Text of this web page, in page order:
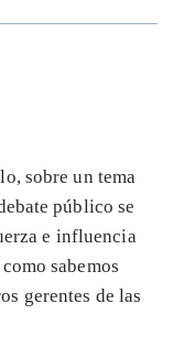
sobre un tema
público se
e influencia
sabemos
gerentes de las